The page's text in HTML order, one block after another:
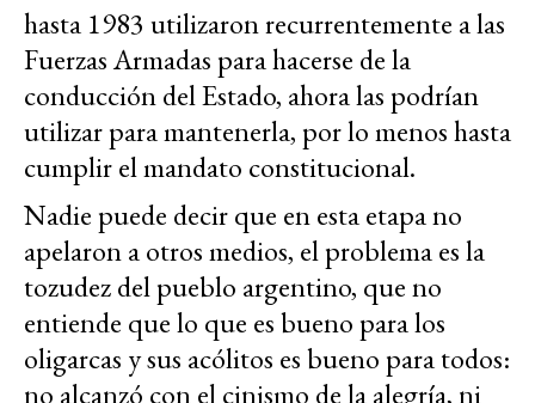
hasta 1983 utilizaron recurrentemente a las
Fuerzas Armadas para hacerse de la
conducción del Estado, ahora las podrían
utilizar para mantenerla, por lo menos hasta
cumplir el mandato constitucional.
Nadie puede decir que en esta etapa no
apelaron a otros medios, el problema es la
tozudez del pueblo argentino, que no
entiende que lo que es bueno para los
oligarcas y sus acólitos es bueno para todos:
no alcanzó con el cinismo de la alegría, ni